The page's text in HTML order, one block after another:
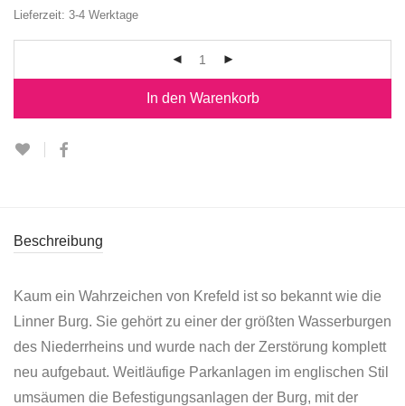
Lieferzeit: 3-4 Werktage
In den Warenkorb
Beschreibung
Kaum ein Wahrzeichen von Krefeld ist so bekannt wie die
Linner Burg. Sie gehört zu einer der größten Wasserburgen
des Niederrheins und wurde nach der Zerstörung komplett
neu aufgebaut. Weitläufige Parkanlagen im englischen Stil
umsäumen die Befestigungsanlagen der Burg, mit der